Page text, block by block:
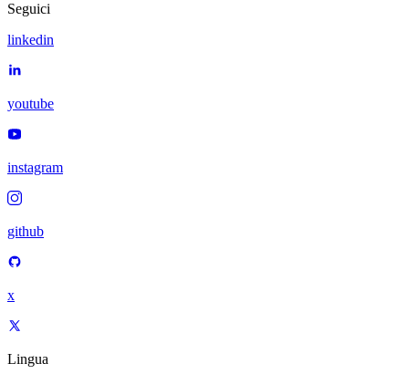
Seguici
linkedin
youtube
instagram
github
x
Lingua